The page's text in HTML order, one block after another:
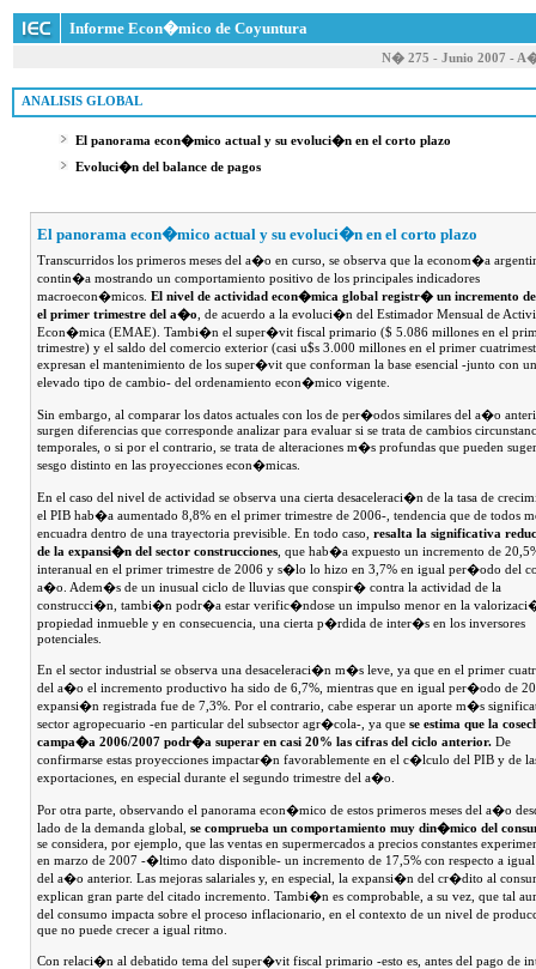
Informe Econ�mico de Coyuntura
N� 275 - Junio 2007 -
 ANALISIS GLOBAL
El panorama econ�mico actual y su evoluci�n en el corto plazo
Evoluci�n del balance de pagos
El panorama econ�mico actual y su evoluci�n en el corto plazo
Transcurridos los primeros meses del a�o en curso, se observa que la econom�a
contin�a mostrando un comportamiento positivo de los principales indicadores
macroecon�micos. El nivel de actividad econ�mica global registr� un incremento
el primer trimestre del a�o , de acuerdo a la evoluci�n del Estimador Mensual de
Econ�mica (EMAE). Tambi�n el super�vit fiscal primario ($ 5.086 millones en el
trimestre) y el saldo del comercio exterior (casi u$s 3.000 millones en el primer
expresan el mantenimiento de los super�vit que conforman la base esencial -junto con un
elevado tipo de cambio- del ordenamiento econ�mico vigente.
Sin embargo, al comparar los datos actuales con los de per�odos similares del a�o
surgen diferencias que corresponde analizar para evaluar si se trata de cambios
temporales, o si por el contrario, se trata de alteraciones m�s profundas que pueden
sesgo distinto en las proyecciones econ�micas.
En el caso del nivel de actividad se observa una cierta desaceleraci�n de la tasa de
el PIB hab�a aumentado 8,8% en el primer trimestre de 2006-, tendencia que de todos
encuadra dentro de una trayectoria previsible. En todo caso, resalta la significativa
de la expansi�n del sector construcciones , que hab�a expuesto un incremento de
interanual en el primer trimestre de 2006 y s�lo lo hizo en 3,7% en igual per�odo del
a�o. Adem�s de un inusual ciclo de lluvias que conspir� contra la actividad de la
construcci�n, tambi�n podr�a estar verific�ndose un impulso menor en la
propiedad inmueble y en consecuencia, una cierta p�rdida de inter�s en los inversores
potenciales.
En el sector industrial se observa una desaceleraci�n m�s leve, ya que en el primer
del a�o el incremento productivo ha sido de 6,7%, mientras que en igual per�odo de
expansi�n registrada fue de 7,3%. Por el contrario, cabe esperar un aporte m�s
sector agropecuario -en particular del subsector agr�cola-, ya que se estima que la
campa�a 2006/2007 podr�a superar en casi 20% las cifras del ciclo anterior. De
confirmarse estas proyecciones impactar�n favorablemente en el c�lculo del PIB y de
exportaciones, en especial durante el segundo trimestre del a�o.
Por otra parte, observando el panorama econ�mico de estos primeros meses del a�o
lado de la demanda global, se comprueba un comportamiento muy din�mico del
se considera, por ejemplo, que las ventas en supermercados a precios constantes
en marzo de 2007 -�ltimo dato disponible- un incremento de 17,5% con respecto a igual
del a�o anterior. Las mejoras salariales y, en especial, la expansi�n del cr�dito al
explican gran parte del citado incremento. Tambi�n es comprobable, a su vez, que tal
del consumo impacta sobre el proceso inflacionario, en el contexto de un nivel de
que no puede crecer a igual ritmo.
Con relaci�n al debatido tema del super�vit fiscal primario -esto es, antes del pago de